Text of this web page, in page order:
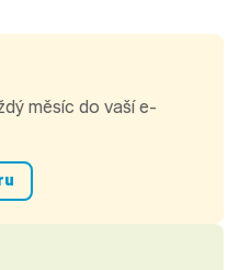
měsíc do vaší e-